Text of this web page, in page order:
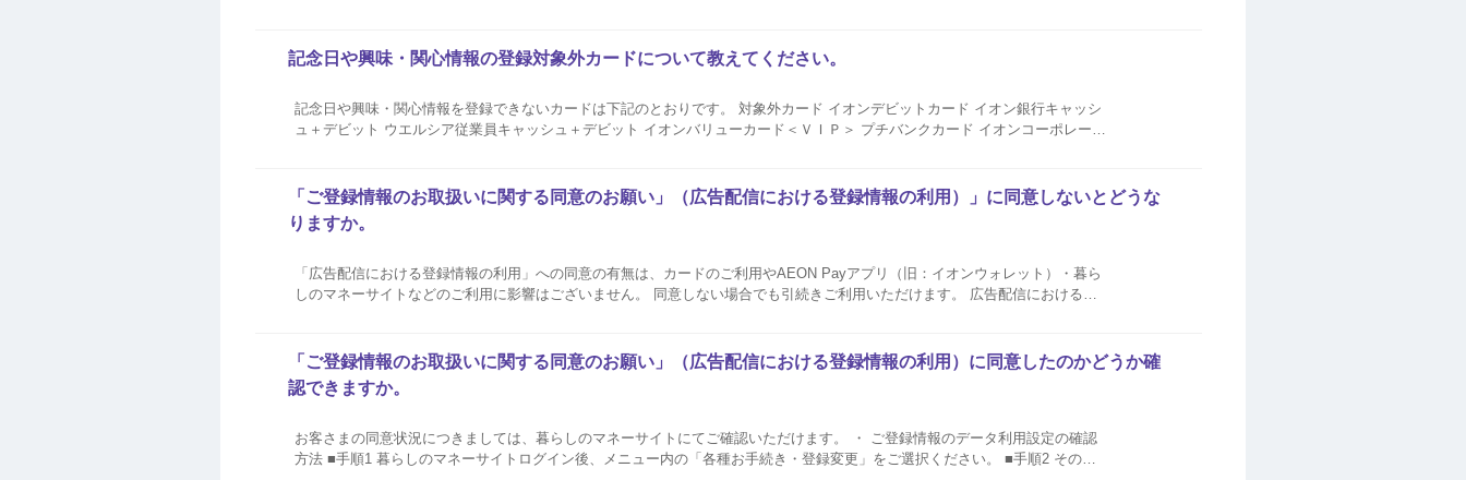
記念日や興味・関心情報の登録対象外カードについて教えてください。
記念日や興味・関心情報を登録できないカードは下記のとおりです。 対象外カード イオンデビットカード イオン銀行キャッシ
ュ＋デビット ウエルシア従業員キャッシュ＋デビット イオンバリューカード＜ＶＩＰ＞ プチバンクカード イオンコーポレート
「ご登録情報のお取扱いに関する同意のお願い」（広告配信における登録情報の利用）」に同意しないとどうな
りますか。
「広告配信における登録情報の利用」への同意の有無は、カードのご利用やAEON Payアプリ（旧：イオンウォレット）・暮ら
しのマネーサイトなどのご利用に影響はございません。 同意しない場合でも引続きご利用いただけます。 広告配信における登
「ご登録情報のお取扱いに関する同意のお願い」（広告配信における登録情報の利用）に同意したのかどうか確
認できますか。
お客さまの同意状況につきましては、暮らしのマネーサイトにてご確認いただけます。 ・ ご登録情報のデータ利用設定の確認
方法 ■手順1 暮らしのマネーサイトログイン後、メニュー内の「各種お手続き・登録変更」をご選択ください。 ■手順2 その他